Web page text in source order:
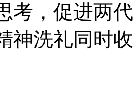
考，促进两
神洗礼同时